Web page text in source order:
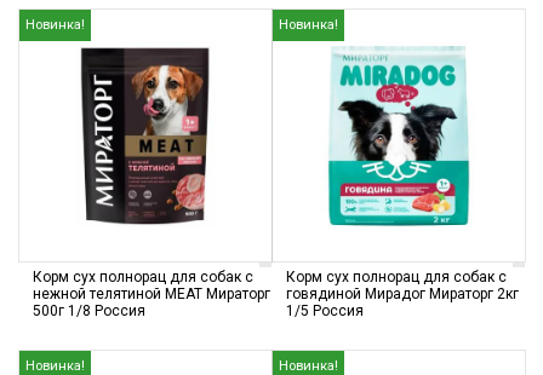
Новинка!
Корм сух полнорац для собак с
нежной телятиной MEAT Мираторг
500г 1/8 Россия
Новинка!
Корм сух полнорац для собак с
говядиной Мирадог Мираторг 2кг
1/5 Россия
Новинка! Новинка!